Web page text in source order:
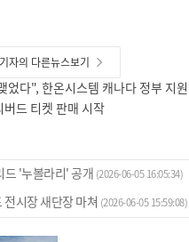
자의 다른뉴스보기
었다", 한온시스템 캐나다 정부 지
버드 티켓 판매 시작
드 '누볼라리' 공개 (2026-06-05 16:05:34)
전시장 새단장 마쳐 (2026-06-05 15:59:08)